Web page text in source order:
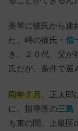
美琴に彼氏から連
た。噂の彼氏・ 信
き、２０代、父が
氏だが、条件で選
同年７月
、正太
に。指導医の三島
も束の間、上級医